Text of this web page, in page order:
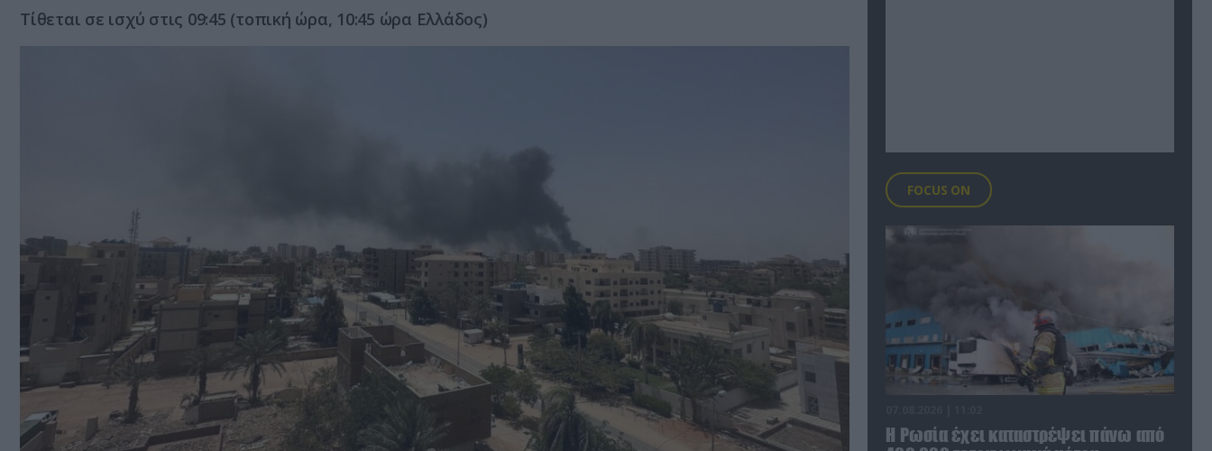
Τίθεται σε ισχύ στις 09:45 (τοπική ώρα, 10:45 ώρα Ελλάδος)
FOCUS ON
Η Ρωσία έχει καταστρέψει πάνω από